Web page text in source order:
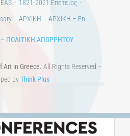
1821-2021 Επέτειος
ΑΡΧΙΚΗ ΑΡΧΙΚΗ – En
ΠΟΛΙΤΙΚΗ ΑΠΟΡΡΗΤΟΥ
Art in Greece. All Rights Reserved –
byThink Plus